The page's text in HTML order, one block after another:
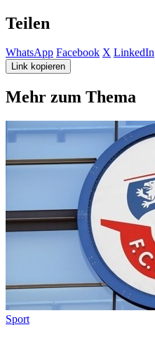
Teilen
WhatsApp Facebook X LinkedIn
Link kopieren
Mehr zum Thema
Sport